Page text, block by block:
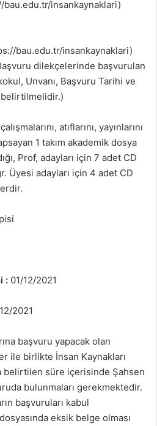
bau.edu.tr/insankaynaklari)
bau.edu.tr/insankaynaklari)
dilekçelerinde başvurulan
Unvanı, Başvuru Tarihi ve
belirtilmelidir.)
atıflarını, yayınlarını
1 takım akademik dosya
Prof, adayları için 7 adet CD
Üyesi adayları için 4 adet CD
: 01/12/2021
2021
başvuru yapacak olan
ile birlikte İnsan Kaynakları
belirtilen süre içerisinde Şahsen
bulunmaları gerekmektedir.
başvuruları kabul
eksik belge olması